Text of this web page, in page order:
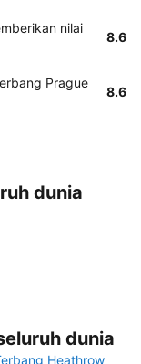
nilai
8.6
Prague
8.6
dunia
dunia
Heathrow